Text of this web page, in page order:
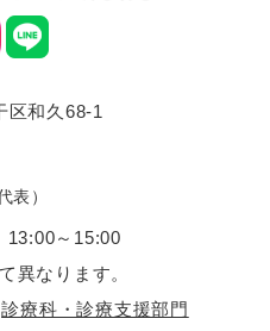
区和久68-1
表）
～15:00
異なります。
診療科・診療支援部門